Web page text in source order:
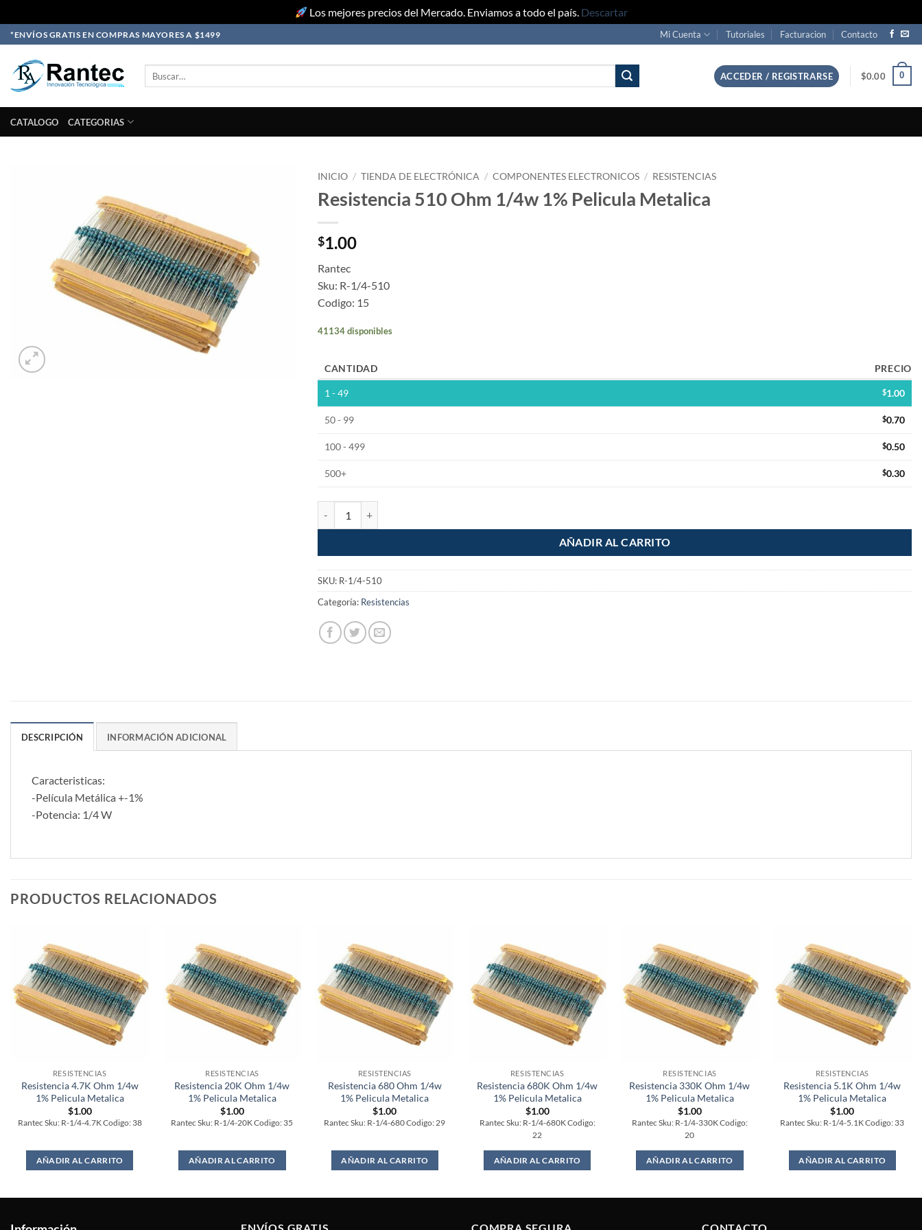
Los mejores precios del Mercado. Enviamos a todo el país. Descartar
Skip
to
content
*ENVÍOS GRATIS EN COMPRAS MAYORES A $1499 Mi Cuenta Tutoriales Facturacion Contacto
ACCEDER / REGISTRARSE $0.00 0
CATALOGO CATEGORIAS
INICIO / TIENDA DE ELECTRÓNICA / COMPONENTES ELECTRONICOS / RESISTENCIAS
Resistencia 510 Ohm 1/4w 1% Pelicula Metalica
$1.00
Rantec
Sku: R-1/4-510
Codigo: 15
41134 disponibles
CANTIDAD PRECIO
1 - 49 $1.00
50 - 99 $0.70
100 - 499 $0.50
500+ $0.30
AÑADIR AL CARRITO
SKU: R-1/4-510
Categoría: Resistencias
DESCRIPCIÓN INFORMACIÓN ADICIONAL
Caracteristicas:
-Película Metálica +-1%
-Potencia: 1/4 W
PRODUCTOS RELACIONADOS
RESISTENCIAS
Resistencia 4.7K Ohm 1/4w
1% Pelicula Metalica
$1.00
Rantec Sku: R-1/4-4.7K Codigo: 38
AÑADIR AL CARRITO
RESISTENCIAS
Resistencia 20K Ohm 1/4w
1% Pelicula Metalica
$1.00
Rantec Sku: R-1/4-20K Codigo: 35
AÑADIR AL CARRITO
RESISTENCIAS
Resistencia 680 Ohm 1/4w
1% Pelicula Metalica
$1.00
Rantec Sku: R-1/4-680 Codigo: 29
AÑADIR AL CARRITO
RESISTENCIAS
Resistencia 680K Ohm 1/4w
1% Pelicula Metalica
$1.00
Rantec Sku: R-1/4-680K Codigo:
22
AÑADIR AL CARRITO
RESISTENCIAS
Resistencia 330K Ohm 1/4w
1% Pelicula Metalica
$1.00
Rantec Sku: R-1/4-330K Codigo:
20
AÑADIR AL CARRITO
RESISTENCIAS
Resistencia 5.1K Ohm 1/4w
1% Pelicula Metalica
$1.00
Rantec Sku: R-1/4-5.1K Codigo: 33
AÑADIR AL CARRITO